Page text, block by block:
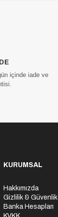
içinde iade ve
KURUMSAL
Hakkımızda
Gizlilik & Güvenlik
Banka Hesapları